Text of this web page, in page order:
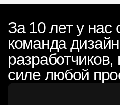
За 10 лет у нас
команда
силе любой